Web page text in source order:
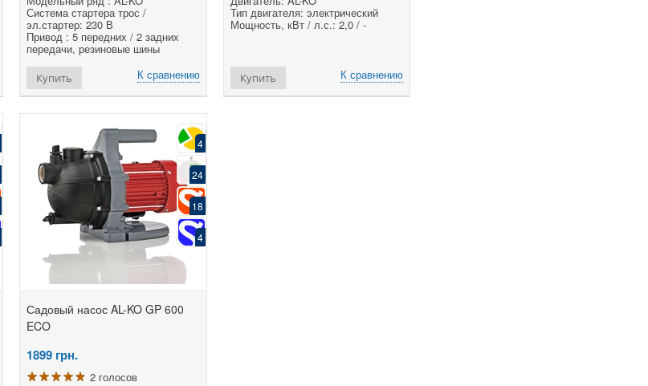
Система стартера трос /
эл.стартер: 230 В
Привод : 5 передних / 2 задних
передачи, резиновые шины
К сравнению
Купить
Тип двигателя: электрический
Мощность, кВт / л.с.: 2,0 / -
К сравнению
Купить
4
24
18
4
Садовый насос AL-KO GP 600
ECO
1899 грн.
2 голосов